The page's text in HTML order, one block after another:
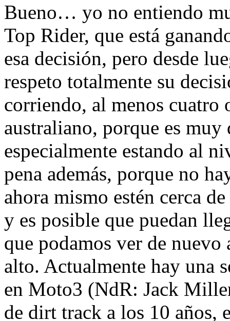
Bueno… yo no entiendo
Top Rider, que está
esa decisión, pero desde
respeto totalmente su
corriendo, al menos cuatro
australiano, porque es
especialmente estando al
pena además, porque no
ahora mismo estén cerca
y es posible que puedan
que podamos ver de
alto. Actualmente hay una
en Moto3 (NdR: Jack
de dirt track a los 10 años,